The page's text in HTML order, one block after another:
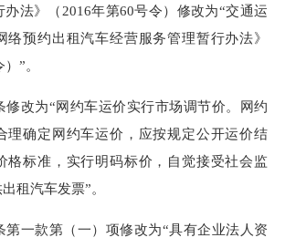
法》（2016年第60号令）修改为“交通运
络预约出租汽车经营服务管理暂行办法》
”。
改为“网约车运价实行市场调节价。网约
理确定网约车运价，应按规定公开运价结
格标准，实行明码标价，自觉接受社会监
租汽车发票”。
一款第（一）项修改为“具有企业法人资